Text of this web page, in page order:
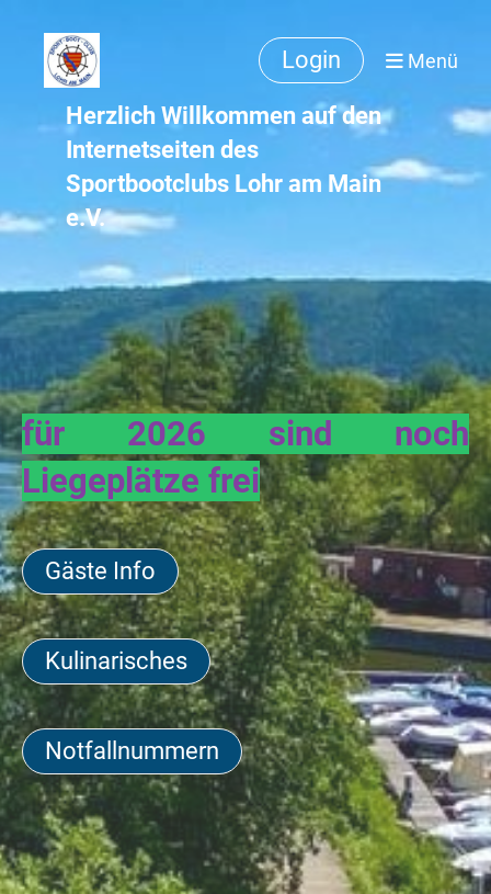
Login Menü
Herzlich Willkommen auf den
Internetseiten des
Sportbootclubs Lohr am Main
e.V.
für 2026 sind noch
Liegeplätze frei
Gäste Info
Kulinarisches
Notfallnummern